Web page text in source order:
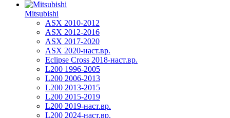
Mitsubishi
ASX 2010-2012
ASX 2012-2016
ASX 2017-2020
ASX 2020-наст.вр.
Eclipse Cross 2018-наст.вр.
L200 1996-2005
L200 2006-2013
L200 2013-2015
L200 2015-2019
L200 2019-наст.вр.
L200 2024-наст.вр.